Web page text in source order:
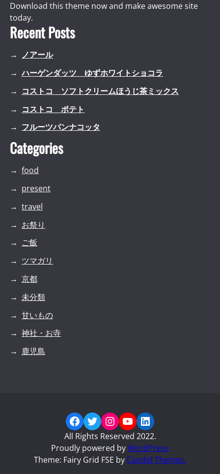
Download this theme now and make awesome site
today.
Recent Posts
ノアール
ハーゲンダッツ ゆずホワイトショコラ
コストコ ソフトクリームほうじ茶ミックス
コストコ ポテト
フルーツパンナコッタ
Categories
food
present
travel
お祭り
ご飯
ツマガリ
京都
未分類
甘いもの
神社・お寺
鹿児島
Facebook
Twitter
Instagram
YouTube
LinkedIn
All Rights Reserved 2022.
Proudly powered byWordPress
Theme: Fairy Grid FSE by Candid Themes.